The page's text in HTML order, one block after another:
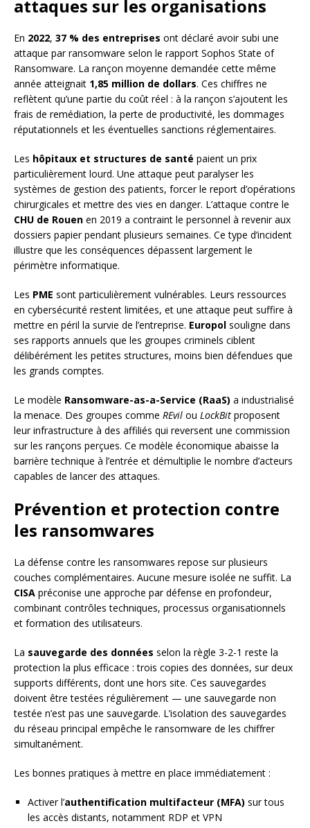
attaques sur les organisations
En 2022, 37 % des entreprises ont déclaré avoir subi une
attaque par ransomware selon le rapport Sophos State of
Ransomware. La rançon moyenne demandée cette même
année atteignait 1,85 million de dollars. Ces chiffres ne
reflètent qu’une partie du coût réel : à la rançon s’ajoutent les
frais de remédiation, la perte de productivité, les dommages
réputationnels et les éventuelles sanctions réglementaires.
Les hôpitaux et structures de santé paient un prix
particulièrement lourd. Une attaque peut paralyser les
systèmes de gestion des patients, forcer le report d’opérations
chirurgicales et mettre des vies en danger. L’attaque contre le
CHU de Rouen en 2019 a contraint le personnel à revenir aux
dossiers papier pendant plusieurs semaines. Ce type d’incident
illustre que les conséquences dépassent largement le
périmètre informatique.
Les PME sont particulièrement vulnérables. Leurs ressources
en cybersécurité restent limitées, et une attaque peut suffire à
mettre en péril la survie de l’entreprise. Europol souligne dans
ses rapports annuels que les groupes criminels ciblent
délibérément les petites structures, moins bien défendues que
les grands comptes.
Le modèle Ransomware-as-a-Service (RaaS) a industrialisé
la menace. Des groupes comme REvil ou LockBit proposent
leur infrastructure à des affiliés qui reversent une commission
sur les rançons perçues. Ce modèle économique abaisse la
barrière technique à l’entrée et démultiplie le nombre d’acteurs
capables de lancer des attaques.
Prévention et protection contre
les ransomwares
La défense contre les ransomwares repose sur plusieurs
couches complémentaires. Aucune mesure isolée ne suffit. La
CISA préconise une approche par défense en profondeur,
combinant contrôles techniques, processus organisationnels
et formation des utilisateurs.
La sauvegarde des données selon la règle 3-2-1 reste la
protection la plus efficace : trois copies des données, sur deux
supports différents, dont une hors site. Ces sauvegardes
doivent être testées régulièrement — une sauvegarde non
testée n’est pas une sauvegarde. L’isolation des sauvegardes
du réseau principal empêche le ransomware de les chiffrer
simultanément.
Les bonnes pratiques à mettre en place immédiatement :
Activer l’authentification multifacteur (MFA) sur tous
les accès distants, notamment RDP et VPN